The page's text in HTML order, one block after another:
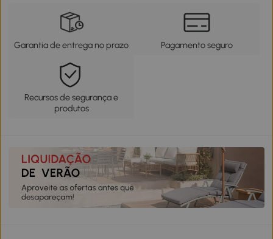
Garantia de entrega no prazo Pagamento seguro
Recursos de segurança e
produtos